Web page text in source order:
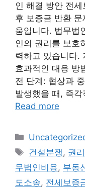
인 해결 방안 전
후 보증금 반환
움입니다. 법무법
인의 권리를 보호
력하고 있습니다.
효과적인 대응 방
전 단계: 협상과
발생했을 때, 즉
Read more
Categories
Tags
건설분쟁, 권
무법인비용, 부동
도소송, 전세보증